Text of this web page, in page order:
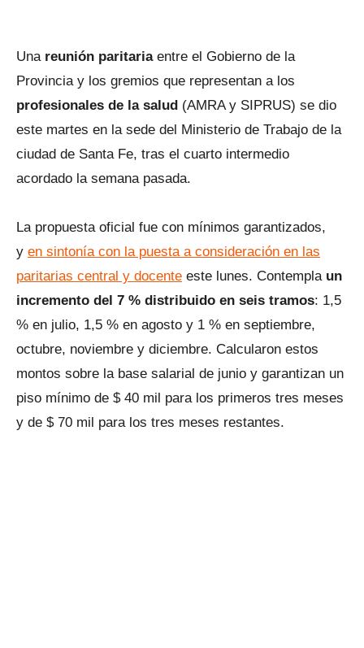
Unareunión paritaria entre el Gobierno de la
Provincia y los gremios que representan a los
profesionales de la salud (AMRA y SIPRUS) se dio
este martes en la sede del Ministerio de Trabajo de la
ciudad de Santa Fe, tras el cuarto intermedio
acordado la semana pasada.
La propuesta oficial fue con mínimos garantizados,
y en sintonía con la puesta a consideración en las
paritarias central y docente este lunes. Contempla un
incremento del 7 % distribuido en seis tramos: 1,5
% en julio, 1,5 % en agosto y 1 % en septiembre,
octubre, noviembre y diciembre. Calcularon estos
montos sobre la base salarial de junio y garantizan un
piso mínimo de $ 40 mil para los primeros tres meses
y de $ 70 mil para los tres meses restantes.